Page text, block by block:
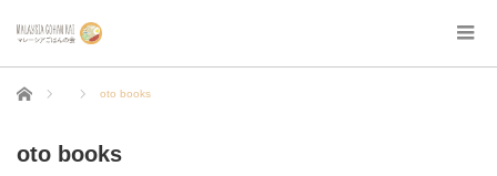
ホーム oto books
oto books